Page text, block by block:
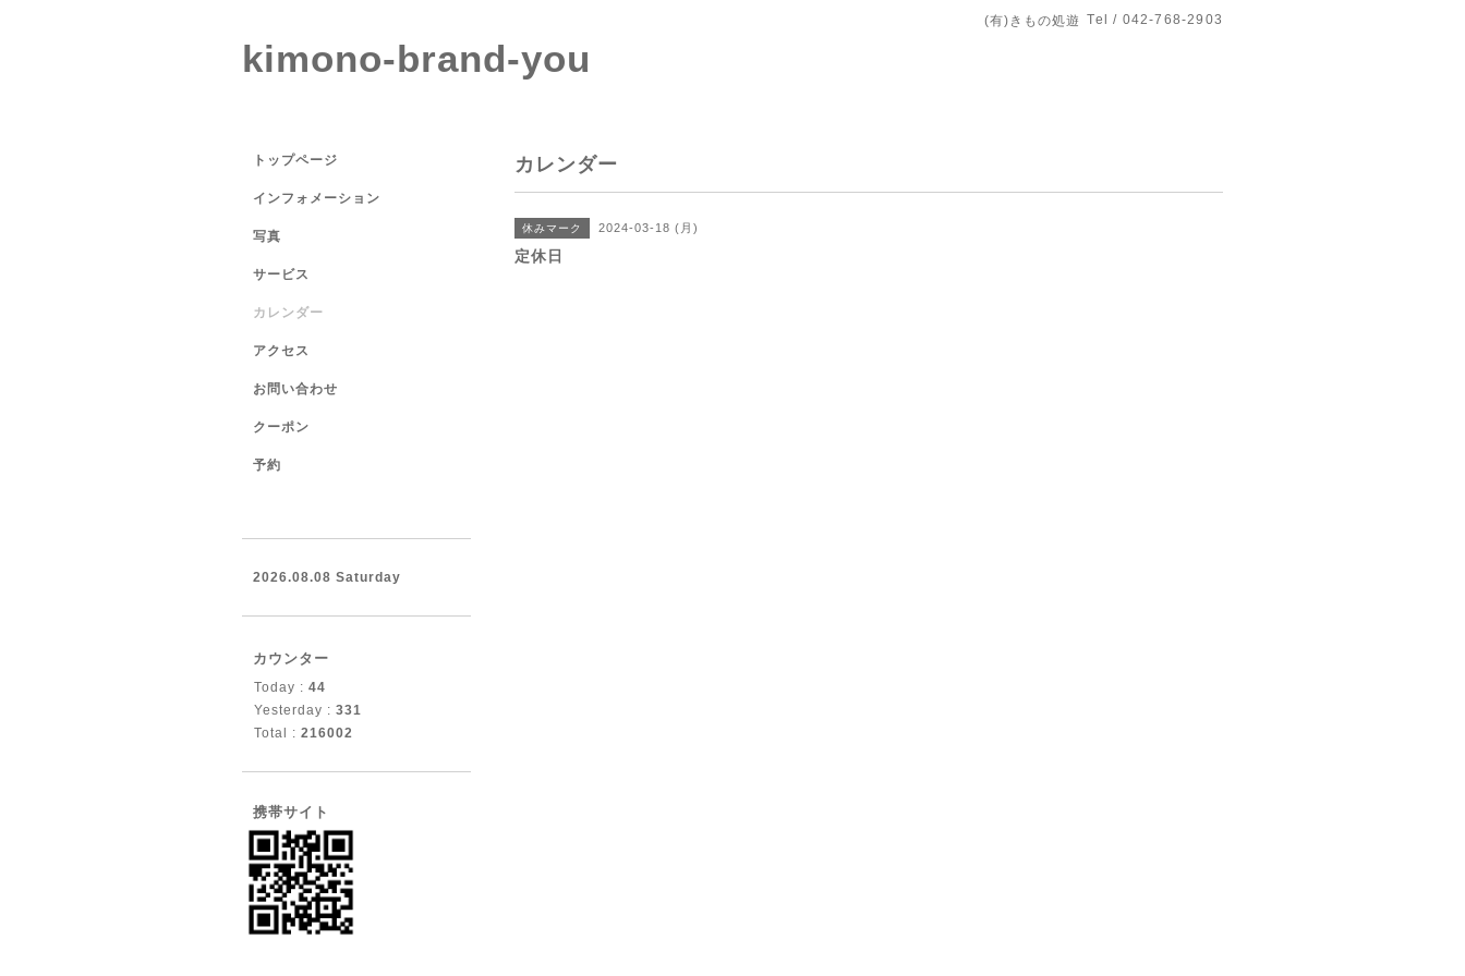
(有)きもの処遊 Tel / 042-768-2903
kimono-brand-you
カレンダー
休みマーク 2024-03-18 (月)
定休日
トップページ
インフォメーション
写真
サービス
カレンダー
アクセス
お問い合わせ
クーポン
予約
2026.08.08 Saturday
カウンター
Today : 44
Yesterday : 331
Total : 216002
携帯サイト